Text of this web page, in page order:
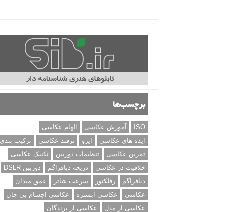
برچسب‌ها
ISO آموزش عکاسی
الهام عکاسی
ایده های عکاسی
ایزو ترفند عکاسی
ترکیب بندی
تمرین عکاسی
تنظیمات دوربین
تکنیک عکاسی
خلاقیت در عکاسی
دریچه دیافراگم
دوربین DSLR
دیافراگم
رفلکتور سرعت شاتر
عمق میدان
عکاسی
عکاسی آبستره
عکاسی اجسام بی جان
عکاسی از مدل
عکاسی از پرندگان